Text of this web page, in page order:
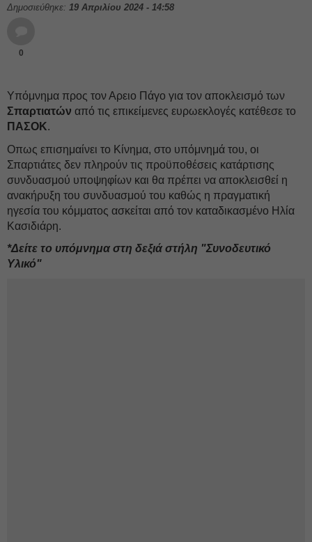
Δημοσιεύθηκε: 19 Απριλίου 2024 - 14:58
0
Υπόμνημα προς τον Αρειο Πάγο για τον αποκλεισμό των
Σπαρτιατών από τις επικείμενες ευρωεκλογές κατέθεσε το
ΠΑΣΟΚ.
Οπως επισημαίνει το Κίνημα, στο υπόμνημά του, οι
Σπαρτιάτες δεν πληρούν τις προϋποθέσεις κατάρτισης
συνδυασμού υποψηφίων και θα πρέπει να αποκλεισθεί η
ανακήρυξη του συνδυασμού του καθώς η πραγματική
ηγεσία του κόμματος ασκείται από τον καταδικασμένο Ηλία
Κασιδιάρη.
*Δείτε το υπόμνημα στη δεξιά στήλη "Συνοδευτικό
Υλικό"